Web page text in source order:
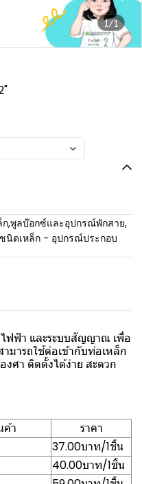
1/1
ก,พูลบ๊อกซ์และอุปกรณ์พักสาย,
นิดเหล็ก - อุปกรณ์ประกอบ
ฟฟ้า และระบบสัญญาณ เพื่อ
มารถใช้ต่อเข้ากับท่อเหล็ก
งศา ติดตั้งได้ง่าย สะดวก
ค้า
ราคา
37.00บาท/1ชิ้น
40.00บาท/1ชิ้น